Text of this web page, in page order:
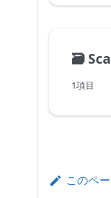
🗃️
1項目
このペ